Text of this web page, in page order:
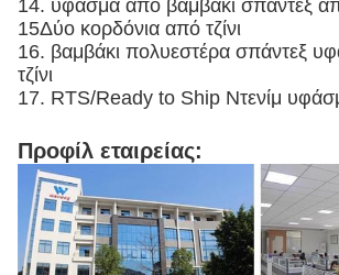
14. ύφασμα από βαμβάκι σπάντεξ
15Δύο κορδόνια από τζίνι
16. βαμβάκι πολυεστέρα σπάντεξ
τζίνι
17. RTS/Ready to Ship Ντενίμ
Προφίλ εταιρείας: